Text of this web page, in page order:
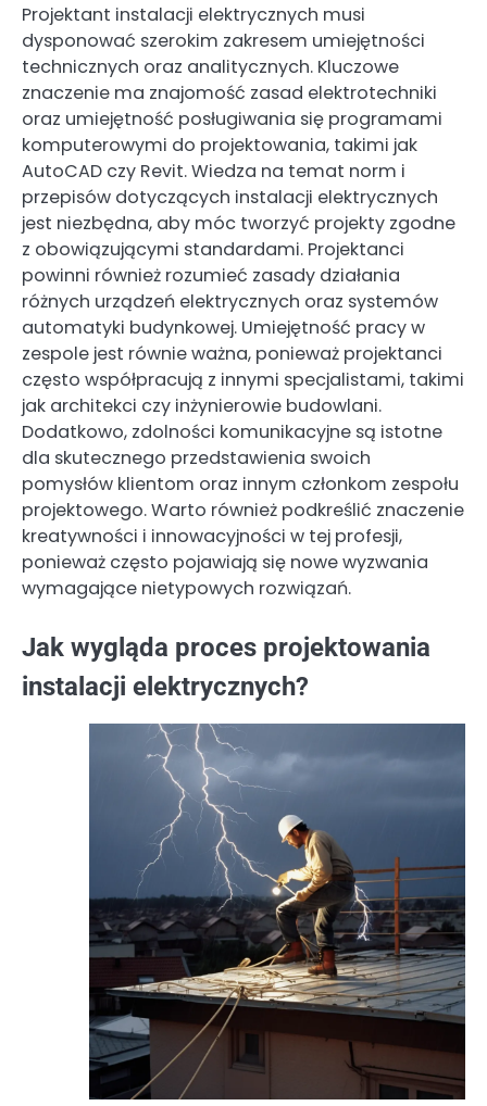
Projektant instalacji elektrycznych musi
dysponować szerokim zakresem umiejętności
technicznych oraz analitycznych. Kluczowe
znaczenie ma znajomość zasad elektrotechniki
oraz umiejętność posługiwania się programami
komputerowymi do projektowania, takimi jak
AutoCAD czy Revit. Wiedza na temat norm i
przepisów dotyczących instalacji elektrycznych
jest niezbędna, aby móc tworzyć projekty zgodne
z obowiązującymi standardami. Projektanci
powinni również rozumieć zasady działania
różnych urządzeń elektrycznych oraz systemów
automatyki budynkowej. Umiejętność pracy w
zespole jest równie ważna, ponieważ projektanci
często współpracują z innymi specjalistami, takimi
jak architekci czy inżynierowie budowlani.
Dodatkowo, zdolności komunikacyjne są istotne
dla skutecznego przedstawienia swoich
pomysłów klientom oraz innym członkom zespołu
projektowego. Warto również podkreślić znaczenie
kreatywności i innowacyjności w tej profesji,
ponieważ często pojawiają się nowe wyzwania
wymagające nietypowych rozwiązań.
Jak wygląda proces projektowania
instalacji elektrycznych?